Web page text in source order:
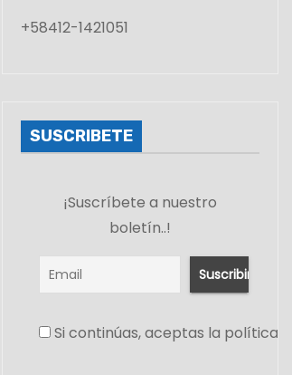
+58412-1421051
SUSCRIBETE
¡Suscríbete a nuestro
boletín..!
Si continúas, aceptas la política